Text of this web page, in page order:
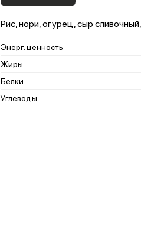
Рис, нори, огурец, сыр
Энерг. ценность
Жиры
Белки
Углеводы